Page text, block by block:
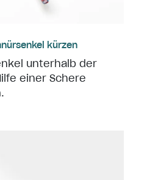
kürzen
unterhalb der
einer Schere